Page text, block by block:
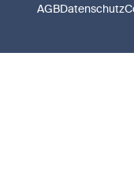
AGBDatenschutz